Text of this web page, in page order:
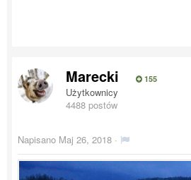
Marecki 155
Użytkownicy
4488 postów
Napisano Maj 26, 2018 ·